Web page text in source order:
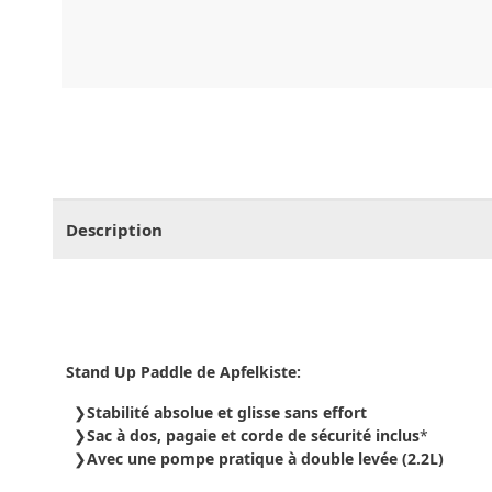
Description
Stand Up Paddle de Apfelkiste:
Stabilité absolue et glisse sans effort
Sac à dos, pagaie et corde de sécurité inclus*
Avec une pompe pratique à double levée (2.2L)